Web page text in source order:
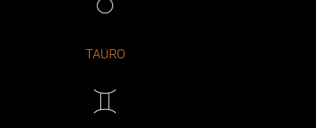
TAURO